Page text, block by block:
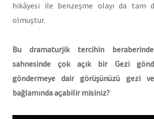
hikâyesi ile benzeşme olayı da tam
olmuştur.
Bu dramaturjik tercihin
sahnesinde çok açık bir Gezi
göndermeye dair görüşünüzü gezi
bağlamında açabilir misiniz?